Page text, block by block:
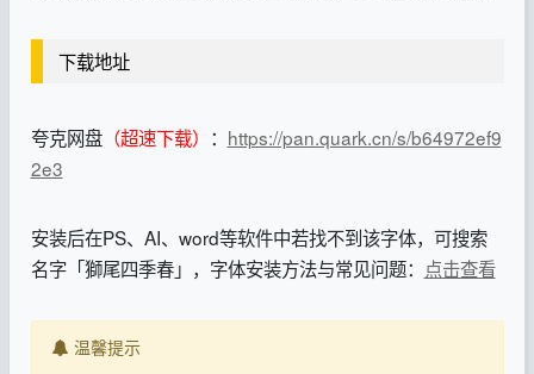
下载地址
夸克网盘（超速下载） ： https://pan.quark.cn/s/b64972ef9
2e3
安装后在PS、AI、word等软件中若找不到该字体，可搜索
名字「獅尾四季春」，字体安装方法与常见问题： 点击查看
温馨提示